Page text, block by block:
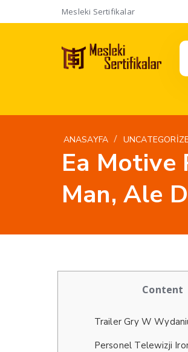
Mesleki Sertifikalar
ANASAYFA /
Ea Motive
Man, Ale
Content
Trailer Gry W
Personel Telewizji